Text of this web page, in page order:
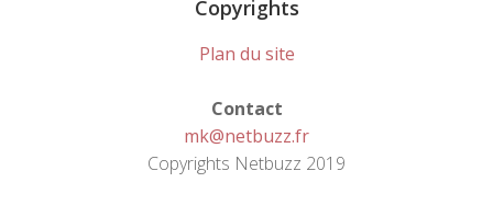
Copyrights
Plan du site
Contact
mk@netbuzz.fr
Copyrights Netbuzz 2019